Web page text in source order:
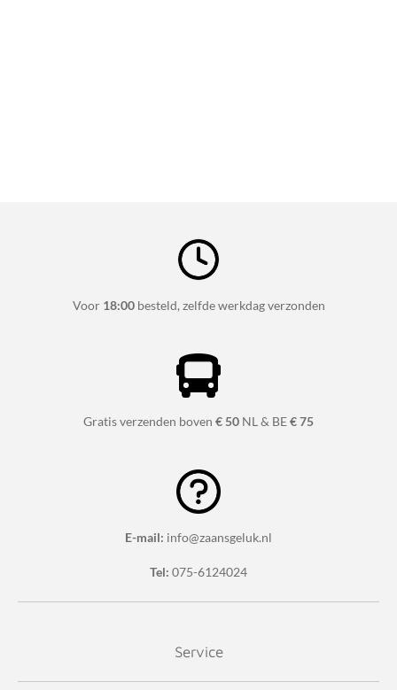
Voor 18:00besteld, zelfde werkdag verzonden
Gratis verzenden boven € 50 NL & BE€ 75
E-mail: info@zaansgeluk.nl
Tel: 075-6124024
Service